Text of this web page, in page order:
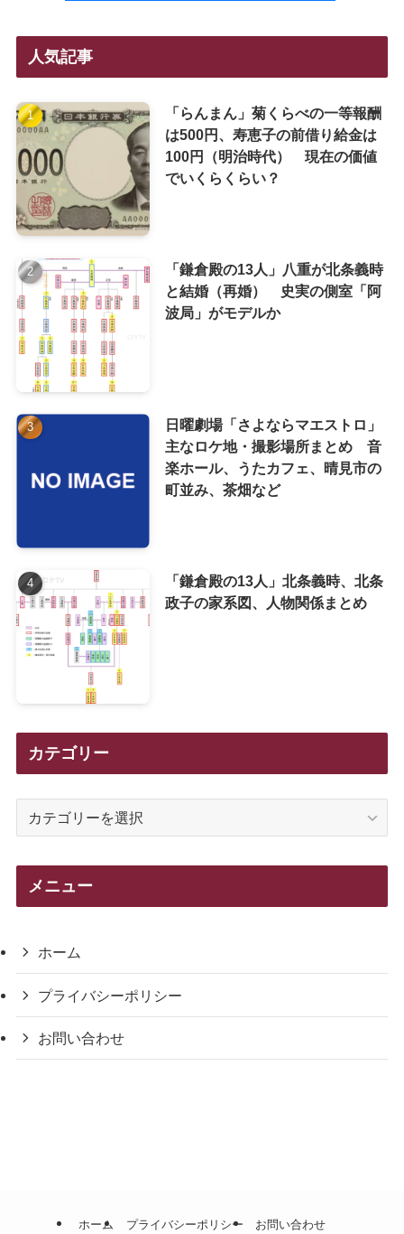
人気記事
「らんまん」菊くらべの一等報酬
は500円、寿恵子の前借り給金は
100円（明治時代） 現在の価値
でいくらくらい？
「鎌倉殿の13人」八重が北条義時
と結婚（再婚） 史実の側室「阿
波局」がモデルか
日曜劇場「さよならマエストロ」
主なロケ地・撮影場所まとめ 音
楽ホール、うたカフェ、晴見市の
町並み、茶畑など
「鎌倉殿の13人」北条義時、北条
政子の家系図、人物関係まとめ
カテゴリー
メニュー
ホーム
プライバシーポリシー
お問い合わせ
ホーム プライバシーポリシー お問い合わせ